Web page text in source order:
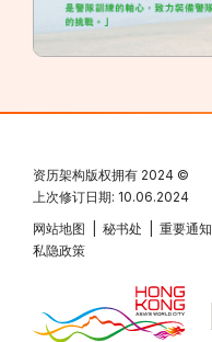
资历架构版权拥有 2024 ©
上次修订日期: 10.06.2024
网站地图
秘书处
重要通知
私隐政策